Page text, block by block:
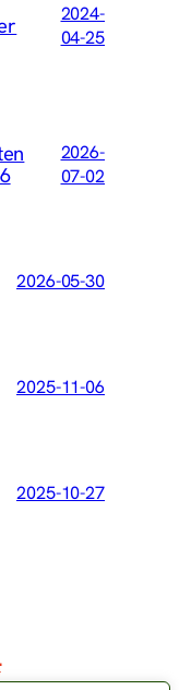
2024-
04-25
2026-
07-02
2026-05-30
2025-11-06
2025-10-27